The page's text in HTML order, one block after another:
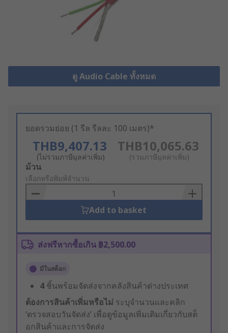
ดู Audio Cable ทั้งหมด
ยอดรวมย่อย (1 รีล รีลละ 100 เมตร)*
THB9,407.13
(ไม่รวมภาษีมูลค่าเพิ่ม)
THB10,065.63
(รวมภาษีมูลค่าเพิ่ม)
Add
to
Basket
ม้วน
เลือกหรือพิมพ์จำนวน
Add to basket
ส่งฟรีหากซื้อเกิน ฿2,500.00
มีในสต็อก
4ชิ้นพร้อมจัดส่งจากคลังสินค้าต่างประเทศ
ต้องการสินค้าเพิ่มหรือไม่ ระบุจำนวนและคลิก
‘ตรวจสอบวันจัดส่ง’ เพื่อดูข้อมูลเพิ่มเติมเกี่ยวกับสต็
อกสินค้าและการจัดส่ง